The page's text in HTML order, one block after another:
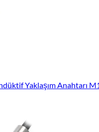
Yaklaşım Anahtarı